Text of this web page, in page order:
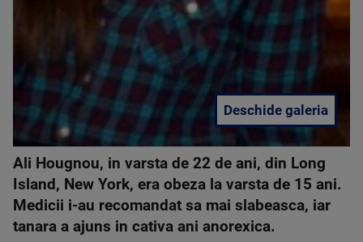
Deschide galeria
Ali Hougnou, in varsta de 22 de ani, din Long
Island, New York, era obeza la varsta de 15 ani.
Medicii i-au recomandat sa mai slabeasca, iar
tanara a ajuns in cativa ani anorexica.